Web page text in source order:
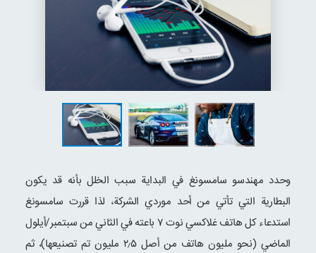
وحدد مهندسو سامسونغ في البداية سبب الخلل بأنه قد يكون
البطارية التي تأتي من أحد موردي الشركة، لذا قررت سامسونغ
استدعاء كل هاتف غلاكسي نوت ۷ باعته في الثاني من سبتمبر/أيلول
الماضي (نحو مليون هاتف من أصل ۲٫۵ مليون تم تصنيعها)، ثم